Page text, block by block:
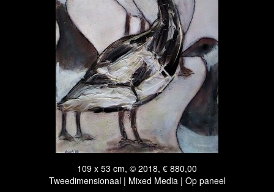
109 x 53 cm, © 2018, € 880,00
Tweedimensionaal | Mixed Media | Op paneel